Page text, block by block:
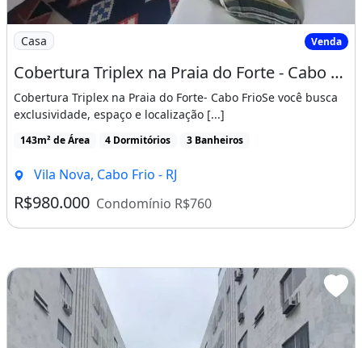
Imagem: Cobertura Triplex na Praia do Forte - Cabo
Casa Venda
Cobertura Triplex na Praia do Forte - Cabo Frio
Cobertura Triplex na Praia do Forte- Cabo FrioSe você busca
exclusividade, espaço e localização [...]
143m² de Área 4 Dormitórios 3 Banheiros
Vila Nova, Cabo Frio - RJ
R$980.000 Condomínio R$760